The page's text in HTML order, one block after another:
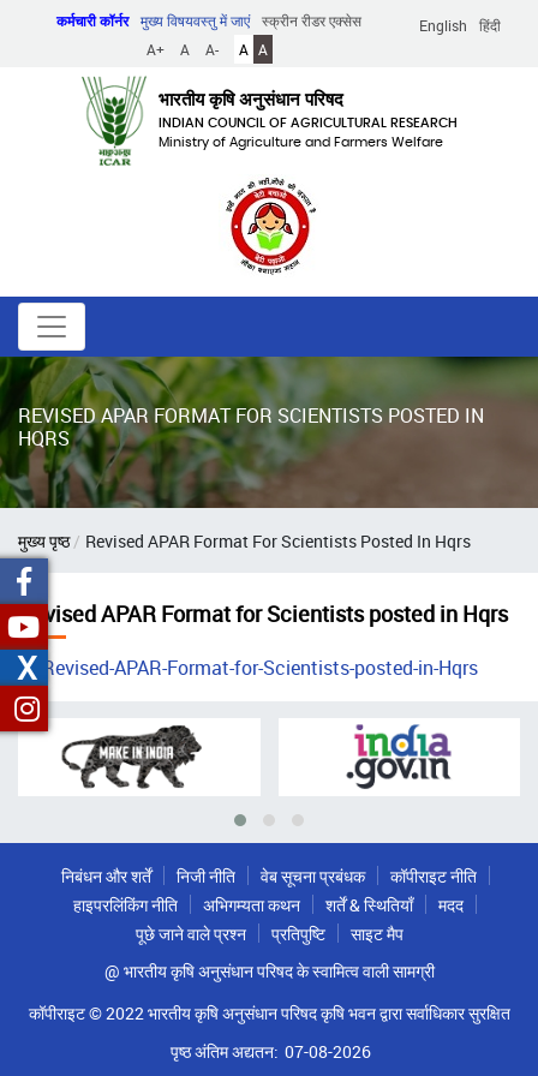
English हिंदी
कर्मचारी कॉर्नर मुख्य विषयवस्तु में जाएं
स्क्रीन रीडर एक्सेस
A+
A A- A A
भारतीय कृषि अनुसंधान परिषद
INDIAN COUNCIL OF AGRICULTURAL RESEARCH
Ministry of Agriculture and Farmers Welfare
REVISED APAR FORMAT FOR SCIENTISTS POSTED IN
HQRS
पग
चिन्ह
मुख्य पृष्ठ Revised APAR Format For Scientists Posted In Hqrs
Revised APAR Format for Scientists posted in Hqrs
Revised-APAR-Format-for-Scientists-posted-in-Hqrs
निबंधन और शर्तें निजी नीति वेब सूचना प्रबंधक
कॉपीराइट नीति
हाइपरलिंकिंग नीति
अभिगम्यता कथन शर्तें & स्थितियाँ
मदद
पूछे जाने वाले प्रश्न
प्रतिपुष्टि
साइट मैप
@ भारतीय कृषि अनुसंधान परिषद के स्वामित्व वाली सामग्री
कॉपीराइट © 2022 भारतीय कृषि अनुसंधान परिषद कृषि भवन द्वारा सर्वाधिकार सुरक्षित
पृष्ठ अंतिम अद्यतन: 07-08-2026
X